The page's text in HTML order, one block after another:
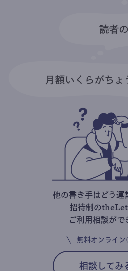
他の書き手はどう運
招待制の
ご利用相談がで
無料オンライ
相談してみ